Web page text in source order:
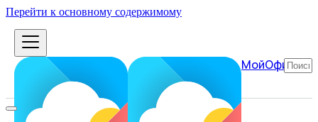
Перейти к основному содержимому
МойОфис